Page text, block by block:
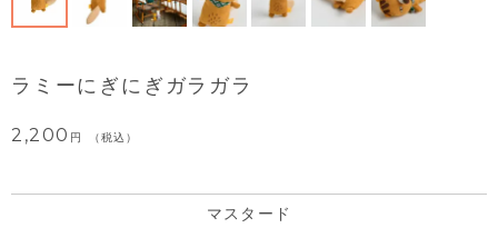
ラミーにぎにぎガラガラ
2,200 税込
マスタード